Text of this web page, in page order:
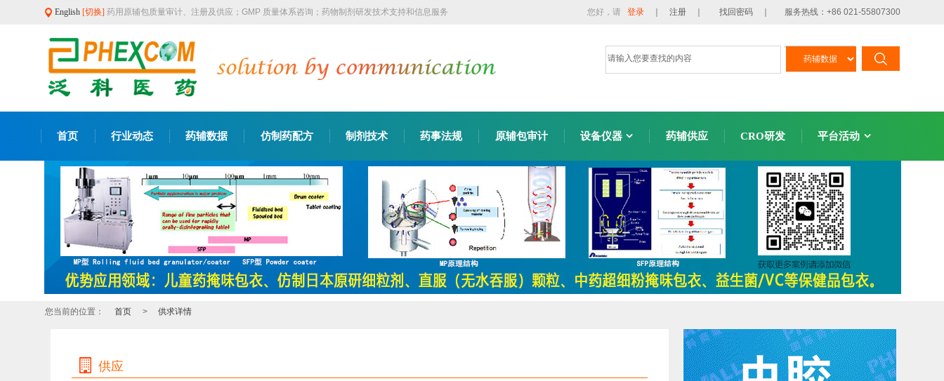
您好，请 登录 ｜ 注册 ｜ 找回密码 ｜ 服务热线：+86 021-55807300
English [切换] 药用原辅包质量审计、注册及供应；GMP 质量体系咨询；药物制剂研发技术支持和信息服务
首页 行业动态 药辅数据 仿制药配方 制剂技术 药事法规 原辅包审计 设备仪器 药辅供应 CRO研发 平台活动
您当前的位置： 首页 > 供求详情
供应